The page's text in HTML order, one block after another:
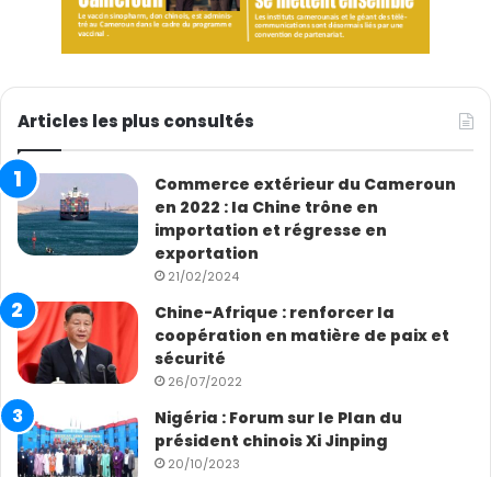
Articles les plus consultés
Commerce extérieur du Cameroun
en 2022 : la Chine trône en
importation et régresse en
exportation
21/02/2024
Chine-Afrique : renforcer la
coopération en matière de paix et
sécurité
26/07/2022
Nigéria : Forum sur le Plan du
président chinois Xi Jinping
20/10/2023